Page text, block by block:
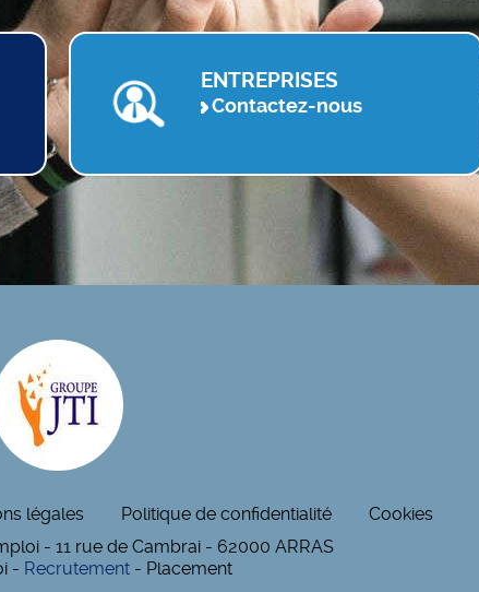
ENTREPRISES
Contactez-nous
légales Politique de confidentialité
Cookies
- 11 rue de Cambrai - 62000 ARRAS
- Recrutement- Placement